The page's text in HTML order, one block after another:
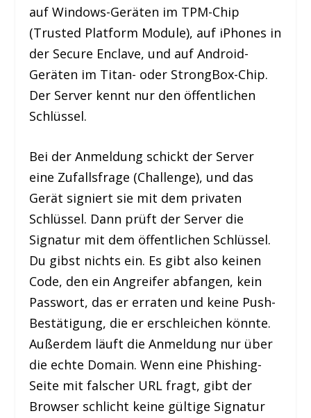
auf Windows-Geräten im TPM-Chip
(Trusted Platform Module), auf iPhones in
der Secure Enclave, und auf Android-
Geräten im Titan- oder StrongBox-Chip.
Der Server kennt nur den öffentlichen
Schlüssel.
Bei der Anmeldung schickt der Server
eine Zufallsfrage (Challenge), und das
Gerät signiert sie mit dem privaten
Schlüssel. Dann prüft der Server die
Signatur mit dem öffentlichen Schlüssel.
Du gibst nichts ein. Es gibt also keinen
Code, den ein Angreifer abfangen, kein
Passwort, das er erraten und keine Push-
Bestätigung, die er erschleichen könnte.
Außerdem läuft die Anmeldung nur über
die echte Domain. Wenn eine Phishing-
Seite mit falscher URL fragt, gibt der
Browser schlicht keine gültige Signatur